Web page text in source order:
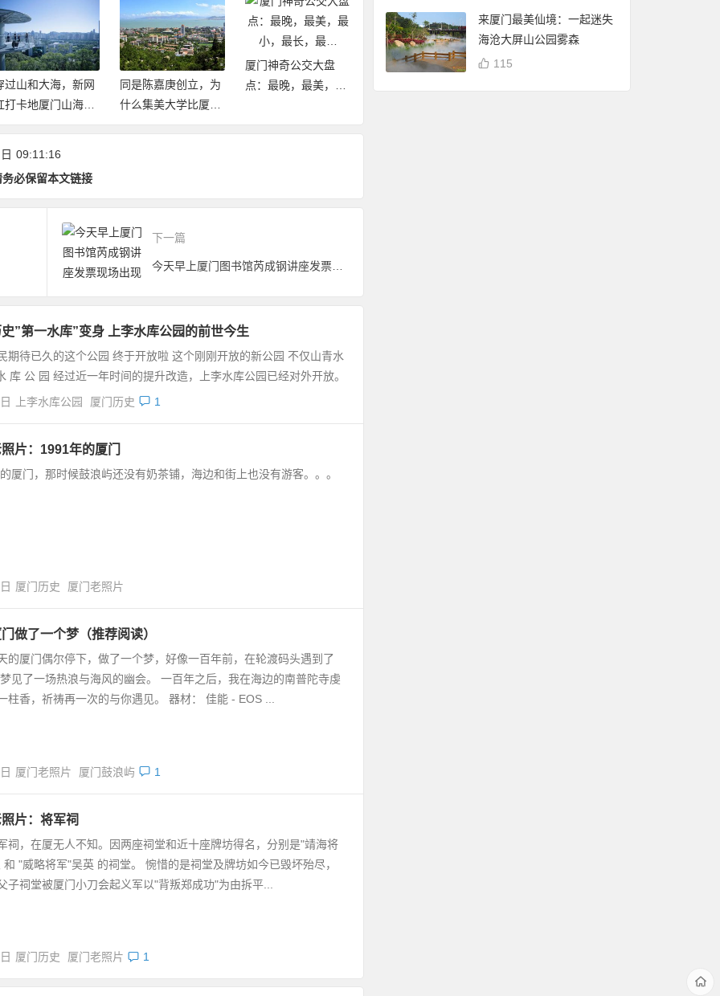
是陈嘉庚创立，为
么集美大学比厦大
立的早却不是985/
厦门神奇公交大盘
点：最晚，最美，最
小，最长，最…
“闽南”一词的来源，
这是你认识的厦门人
路过厦门，这座恋旧
的城
09:11:16
必保留本文链接
下一篇
今天早上厦门图书馆芮成钢讲座发票现场出现恶意抢票
”第一水库”变身 上李水库公园的前世今生
期待已久的这个公园 终于开放啦 这个刚刚开放的新公园 不仅山青水
公 园 经过近一年时间的提升改造，上李水库公园已经对外开放。
上李水库公园 厦门历史 1
片：1991年的厦门
厦门，那时候鼓浪屿还没有奶茶铺，海边和街上也没有游客。。。
厦门历史 厦门老照片
做了一个梦（推荐阅读）
的厦门偶尔停下，做了一个梦，好像一百年前，在轮渡码头遇到了
见了一场热浪与海风的幽会。 一百年之后，我在海边的南普陀寺虔
柱香，祈祷再一次的与你遇见。 器材： 佳能 - EOS ...
厦门老照片 厦门鼓浪屿 1
片：将军祠
祠，在厦无人不知。因两座祠堂和近十座牌坊得名，分别是"靖海将
和 "威略将军"吴英 的祠堂。 惋惜的是祠堂及牌坊如今已毁坏殆尽，
子祠堂被厦门小刀会起义军以"背叛郑成功"为由拆平...
厦门历史 厦门老照片 1
来厦门最美仙境：一起迷失
海沧大屏山公园雾森
115